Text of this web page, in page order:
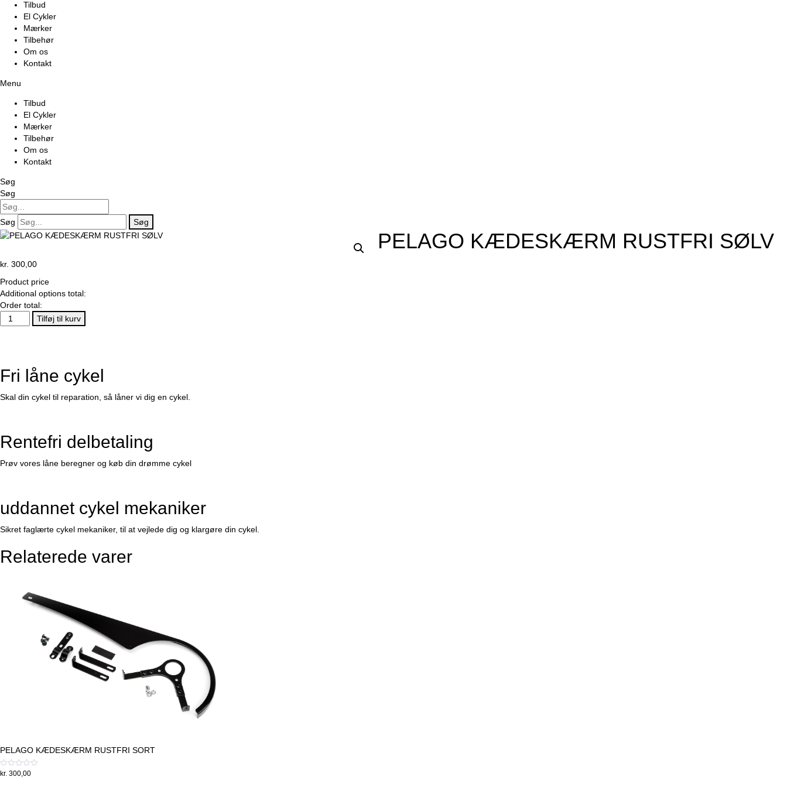
Tilbud
El Cykler
Mærker
Tilbehør
Om os
Kontakt
Menu
Tilbud
El Cykler
Mærker
Tilbehør
Om os
Kontakt
Søg
Søg
Søg Søg
PELAGO KÆDESKÆRM RUSTFRI SØLV
kr. 300,00
Product price
Additional options total:
Order total:
PELAGO
KÆDESKÆRM
Tilføj til kurv
Fri låne cykel
Skal din cykel til reparation, så låner vi dig en cykel.
Rentefri delbetaling
Prøv vores låne beregner og køb din drømme cykel
uddannet cykel mekaniker
Sikret faglærte cykel mekaniker, til at vejlede dig og klargøre din cykel.
Relaterede varer
PELAGO KÆDESKÆRM RUSTFRI SORT
Vurderet
kr. 300,00